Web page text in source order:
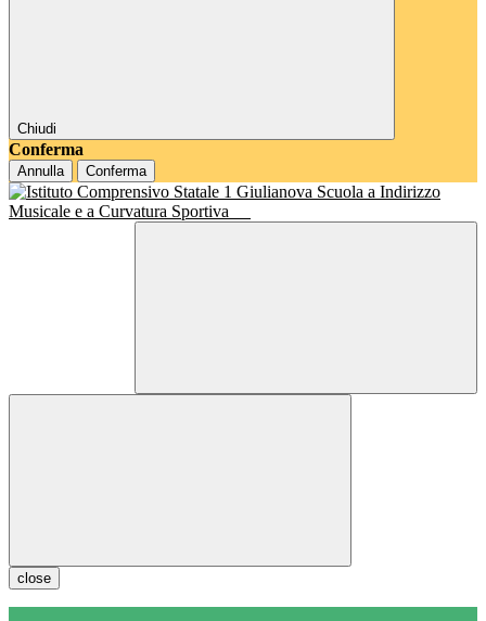
Chiudi
Conferma
Annulla Conferma
Scuola a Indirizzo
Musicale e a Curvatura Sportiva
close